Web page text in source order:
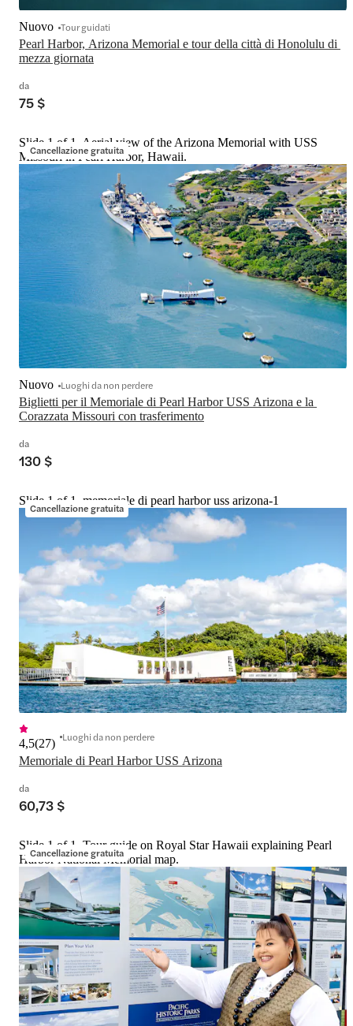
Pearl Harbor, Arizona Memorial e tour della città di Honolulu di
mezza giornata
Nuovo Tour guidati
da
75 $
Cancellazione gratuita
Slide 1 of 1, Aerial view of the Arizona Memorial with USS
Missouri in Pearl Harbor, Hawaii.
Biglietti per il Memoriale di Pearl Harbor USS Arizona e la
Corazzata Missouri con trasferimento
Nuovo Luoghi da non perdere
da
130 $
Cancellazione gratuita
Slide 1 of 1, memoriale di pearl harbor uss arizona-1
Memoriale di Pearl Harbor USS Arizona
4,5(27) Luoghi da non perdere
da
60,73 $
Cancellazione gratuita
Slide 1 of 1, Tour guide on Royal Star Hawaii explaining Pearl
Harbor National Memorial map.